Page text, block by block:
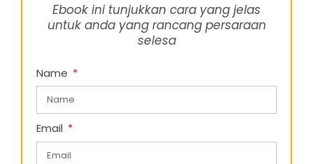
Ebook ini tunjukkan cara yang jelas
untuk anda yang rancang persaraan
selesa
Name
Email